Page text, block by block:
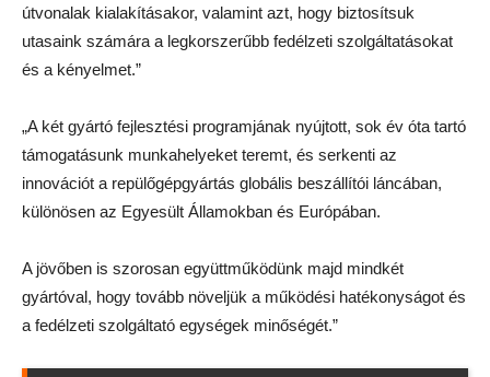
útvonalak kialakításakor, valamint azt, hogy biztosítsuk
utasaink számára a legkorszerűbb fedélzeti szolgáltatásokat
és a kényelmet.”
„A két gyártó fejlesztési programjának nyújtott, sok év óta tartó
támogatásunk munkahelyeket teremt, és serkenti az
innovációt a repülőgépgyártás globális beszállítói láncában,
különösen az Egyesült Államokban és Európában.
A jövőben is szorosan együttműködünk majd mindkét
gyártóval, hogy tovább növeljük a működési hatékonyságot és
a fedélzeti szolgáltató egységek minőségét.”